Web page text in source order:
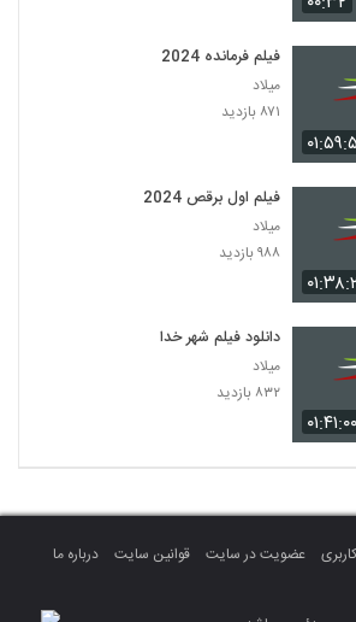
فیلم فرمانده 2024
میلاد
۸۷۱ بازدید
فیلم اول برقص 2024
میلاد
۹۸۸ بازدید
۰۱:۴۱:۰۰
دانلود فیلم شهر خدا
میلاد
۸۳۲ بازدید
عضویت در سایت قوانین سایت
درباره ما